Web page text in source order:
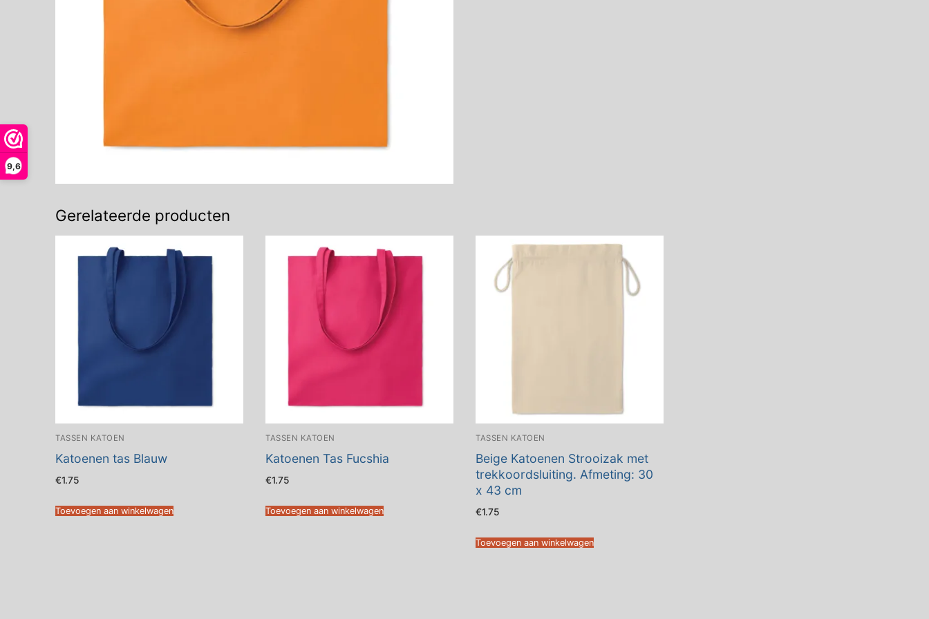
9,6
Gerelateerde producten
TASSEN KATOEN
Katoenen tas Blauw
€1.75
Toevoegen aan winkelwagen
TASSEN KATOEN
Katoenen Tas Fucshia
€1.75
Toevoegen aan winkelwagen
TASSEN KATOEN
Beige Katoenen Strooizak met
trekkoordsluiting. Afmeting: 30
x 43 cm
€1.75
Toevoegen aan winkelwagen